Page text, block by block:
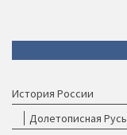
История России
Долетописная Русь